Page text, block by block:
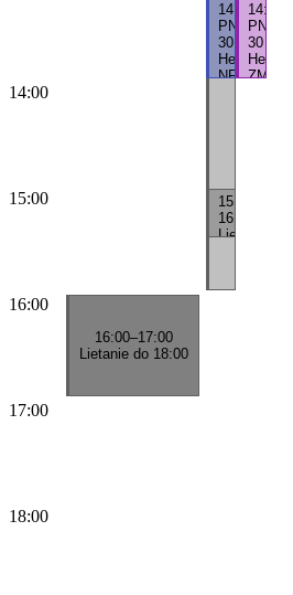
14:00
PN
30
Hežel
NFR
14:00
PN
30
Hežel
ZMI
14:00
15:00 15:30
16:00
Lietanie
16:00
16:00–17:00
Lietanie do 18:00
17:00
18:00